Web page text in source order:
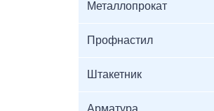
Металлопрокат
Профнастил
Штакетник